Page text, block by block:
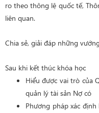
ro theo thông lệ quốc tế,
liên quan.
Chia sẻ, giải đáp những
Sau khi kết thúc khóa học
Hiểu được vai trò của
quản lý tài sản Nợ có
Phương pháp xác